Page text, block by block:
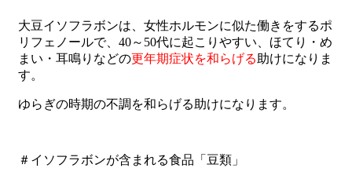
大豆イソフラボンは、女性ホルモンに似た働きをするポ
リフェノールで、40～50代に起こりやすい、ほてり・め
まい・耳鳴りなどの更年期症状を和らげる 助けになりま
す。
ゆらぎの時期の不調を和らげる助けになります。
＃イソフラボンが含まれる食品「豆類」